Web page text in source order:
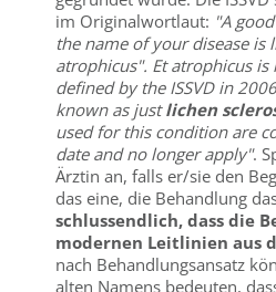
im Originalwortlaut: "A
the name of your disease is
atrophicus". Et atrophicus
defined by the ISSVD in
known as justlichen
used for this condition are
date and no longer apply".
Ärztin an, falls er/sie den
das eine, die Behandlung
schlussendlich, dass die
modernen Leitlinien aus
nach Behandlungsansatz
alten Namens bedeuten,